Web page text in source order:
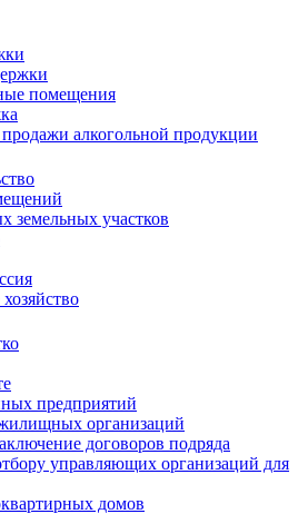
помещения
алкогольной продукции
земельных участков
предприятий
организаций
договоров подряда
управляющих организаций для
домов